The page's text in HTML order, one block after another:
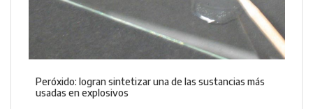
Peróxido: logran sintetizar una de las sustancias más
usadas en explosivos